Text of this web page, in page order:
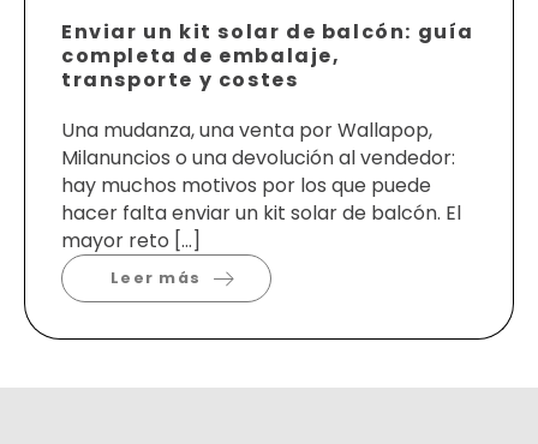
Enviar un kit solar de balcón: guía
completa de embalaje,
transporte y costes
Una mudanza, una venta por Wallapop,
Milanuncios o una devolución al vendedor:
hay muchos motivos por los que puede
hacer falta enviar un kit solar de balcón. El
mayor reto […]
Leer más